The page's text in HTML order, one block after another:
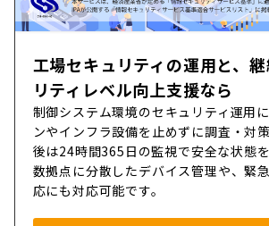
工場セキュリティの運用と、
リティレベル向上支援なら
制御システム環境のセキュリティ運用
ンやインフラ設備を止めずに調査・対
後は24時間365日の監視で安全な状態
数拠点に分散したデバイス管理や、緊
応にも対応可能です。